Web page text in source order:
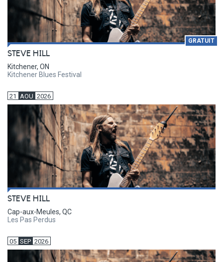
GRATUIT
STEVE HILL
Kitchener, ON
Kitchener Blues Festival
21 AOU 2026
STEVE HILL
Cap-aux-Meules, QC
Les Pas Perdus
05 SEP 2026